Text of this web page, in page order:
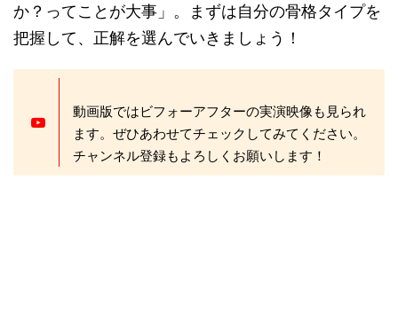
か？ってことが大事」。まずは自分の骨格タイプを
把握して、正解を選んでいきましょう！
動画版ではビフォーアフターの実演映像も見られ
ます。ぜひあわせてチェックしてみてください。
チャンネル登録もよろしくお願いします！